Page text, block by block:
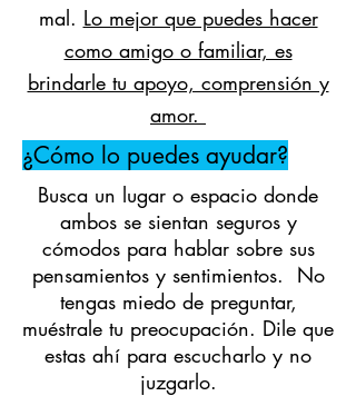
mal. Lo mejor que puedes hacer
como amigo o familiar, es
brindarle tu apoyo, comprensión y
amor.
¿Cómo lo puedes ayudar?
Busca un lugar o espacio donde
ambos se sientan seguros y
cómodos para hablar sobre sus
pensamientos y sentimientos. No
tengas miedo de preguntar,
muéstrale tu preocupación. Dile que
estas ahí para escucharlo y no
juzgarlo.